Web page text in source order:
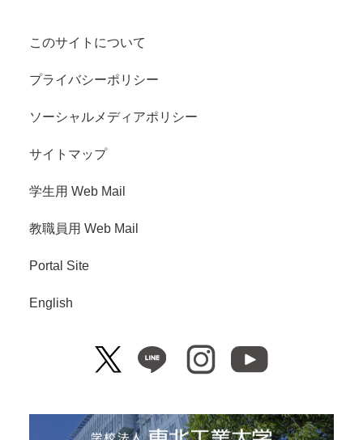
このサイトについて
プライバシーポリシー
ソーシャルメディアポリシー
サイトマップ
学生用 Web Mail
教職員用 Web Mail
Portal Site
English